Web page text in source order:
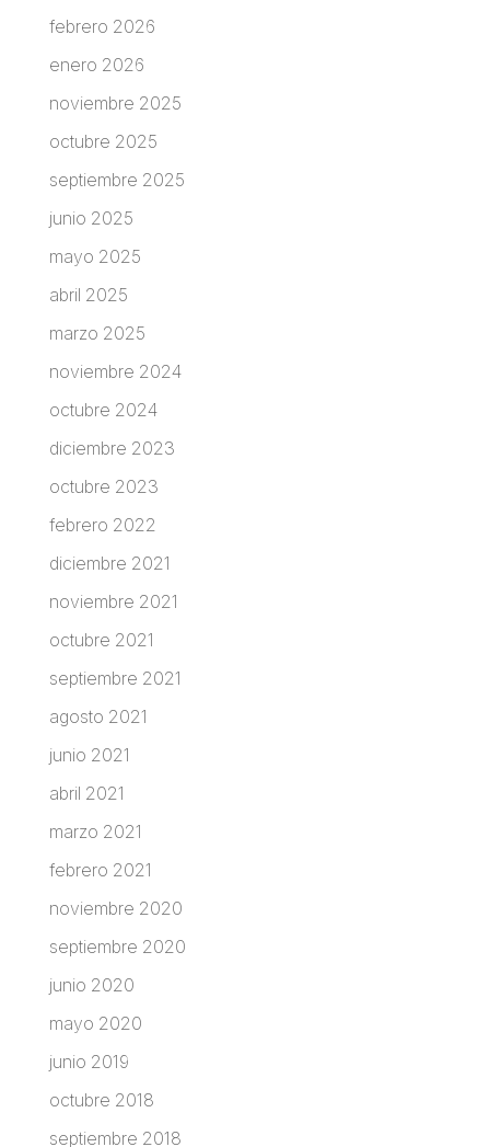
febrero 2026
enero 2026
noviembre 2025
octubre 2025
septiembre 2025
junio 2025
mayo 2025
abril 2025
marzo 2025
noviembre 2024
octubre 2024
diciembre 2023
octubre 2023
febrero 2022
diciembre 2021
noviembre 2021
octubre 2021
septiembre 2021
agosto 2021
junio 2021
abril 2021
marzo 2021
febrero 2021
noviembre 2020
septiembre 2020
junio 2020
mayo 2020
junio 2019
octubre 2018
septiembre 2018